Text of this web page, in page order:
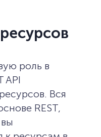
роль в
API
Вся
REST,